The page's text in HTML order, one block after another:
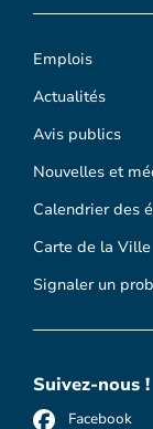
Emplois
Actualités
Avis publics
Nouvelles et
Calendrier des
Carte de la Ville
Signaler un
Suivez-nous !
Facebook